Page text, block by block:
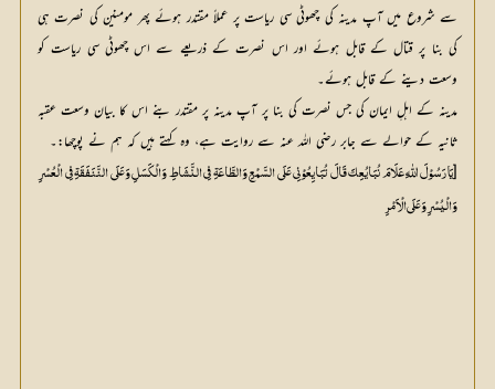
سے شروع میں آپ مدینہ کی چھوٹی سی ریاست پر عملاً مقتدر ہوئے پھر مومنین کی نصرت ہی
کی بنا پر قتال کے قابل ہوئے اور اس نصرت کے ذریعے سے اس چھوٹی سی ریاست کو
وسعت دینے کے قابل ہوئے۔
مدینہ کے اہلِ ایمان کی جس نصرت کی بنا پر آپ مدینہ پر مقتدر بنے اس کا بیان وسعت عقبہ
ثانیہ کے حوالے سے جابر رضی اللہ عنہ سے روایت ہے، وہ کہتے ہیں کہ ہم نے پوچھا:۔
[
وَالْیُسْرِ وَعَلَی الْاَمْرِ